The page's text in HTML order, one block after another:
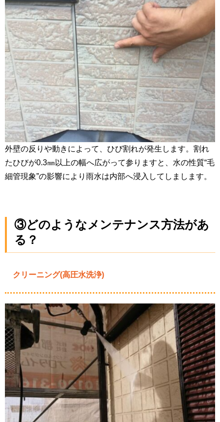
外壁の反りや動きによって、ひび割れが発生します。割れ
たひびが0.3㎜以上の幅へ広がって参りますと、水の性質“毛
細管現象”の影響により雨水は内部へ浸入してしまします。
③どのようなメンテナンス方法があ
る？
クリーニング(高圧水洗浄)